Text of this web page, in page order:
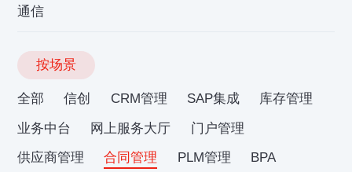
通信
按场景
全部 信创 CRM管理 SAP集成
库存管理
业务中台
网上服务大厅
门户管理
供应商管理
合同管理 PLM管理
BPA